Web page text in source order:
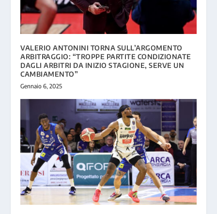
VALERIO ANTONINI TORNA SULL’ARGOMENTO
ARBITRAGGIO: “TROPPE PARTITE CONDIZIONATE
DAGLI ARBITRI DA INIZIO STAGIONE, SERVE UN
CAMBIAMENTO”
Gennaio 6, 2025